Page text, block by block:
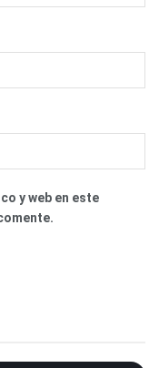
y web en este